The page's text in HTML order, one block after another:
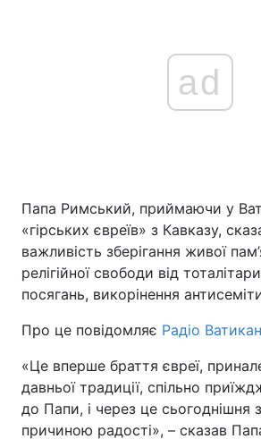
ad
Папа Римський, приймаючи у
«гірських євреїв» з Кавказу,
важливість зберігання живої
релігійної свободи від
посягань, викорінення
Про це повідомляє Радіо
«Це вперше браття євреї,
давньої традиції, спільно
до Папи, і через це сьогоднішня
причиною радості», – сказав